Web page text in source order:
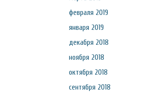
февраля 2019
января 2019
декабря 2018
ноября 2018
октября 2018
сентября 2018